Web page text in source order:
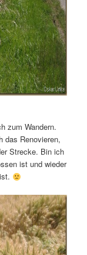
zum Wandern.
das Renovieren,
Strecke. Bin ich
ist und wieder